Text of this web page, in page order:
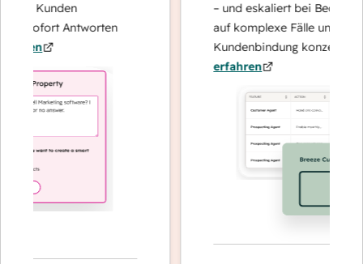
Kunden
sofort Antworten
– und eskaliert bei Bedarf,
auf komplexe Fälle und den
Kundenbindung konzentrieren
erfahren